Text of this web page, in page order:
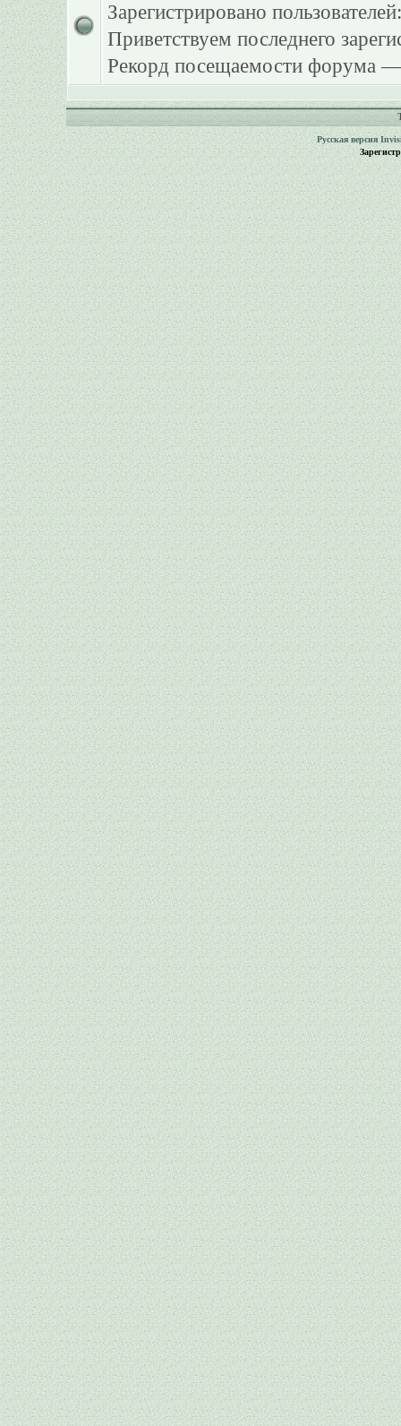
Зарегистрировано
Приветствуем последнего
Рекорд посещаемости форума
Русская версия